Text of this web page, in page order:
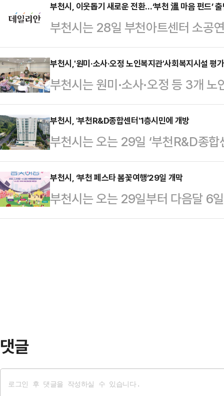
날 협약식에는 조용익 부천시장과
학대학교 총장, 한정석 부천대학교
지역 주도 대학 혁신과 지역사회 협
지에 공감하고 상호 협력 의지를 밝
소와 지역 대학의 위기를 극복하고,
기 위해 추진되…
부천시, 이웃돕기 새로운 전환…‘부천 溫 마음 펀드’
부천시는 28일 부천아트센터 소공
등 200여명과 함께 ‘부천 온(溫)마
다.‘부천 온(溫)마음 펀드’는 기존
선해 지역 복지 현안 해결을 위한
재원 시스템이다이날 출범식에서
음 펀드’ 추진계획을 발표하고, 부
망재단, 부천시사회복지협의회)가
기탁된 기부금은 부천시…
부천시,'원미·소사·오정 노인복지관'사회복지시설 평
부천시는 원미·소사·오정 등 3개
가’에서 모두 최고 등급인 ‘A등급’
도 내 62개 노인복지관을 대상으로
년 주기로 진행된다.지난 2022년
준으로 △시설 및 환경 △재정 및
리 보장 △시설 운영 전반 등 다양
결과 부천시 원미·소사·오정노인
운영과 이용자…
부천시, '부천R&D종합센터'1층시민에 개방
부천시는 오는 29일 ‘부천R&D종
천페스타(B-festa) 봄꽃여행’축제
혔다.부천 춘의동에 있는 부천R&D
건물로 1층은 개방형 공간, 2~6층
구기관 입주 공간, 9~13층은 도시
부천시, ‘부천 페스타 봄꽃여행’29일 개막
부천시는 오는 29일부터 다음달 6
산 일대에서 ‘부천 페스타(B-
댓글